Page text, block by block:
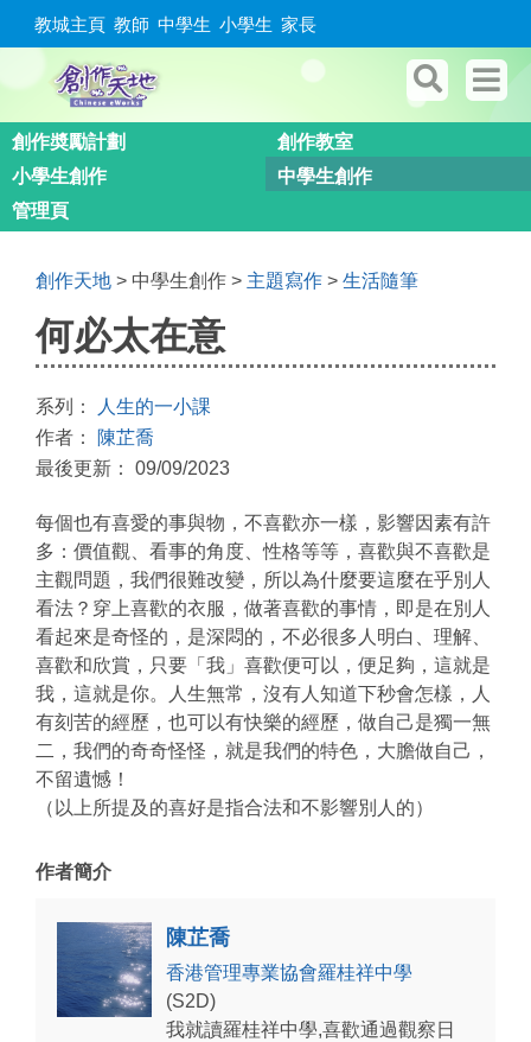
教城主頁 教師 中學生 小學生 家長
創作奬勵計劃
創作教室
小學生創作
中學生創作
管理頁
創作天地 > 中學生創作 > 主題寫作 > 生活隨筆
何必太在意
系列：
人生的一小課
作者：
陳芷喬
最後更新： 09/09/2023
每個也有喜愛的事與物，不喜歡亦一樣，影響因素有許
多：價值觀、看事的角度、性格等等，喜歡與不喜歡是
主觀問題，我們很難改變，所以為什麼要這麼在乎別人
看法？穿上喜歡的衣服，做著喜歡的事情，即是在別人
看起來是奇怪的，是深悶的，不必很多人明白、理解、
喜歡和欣賞，只要「我」喜歡便可以，便足夠，這就是
我，這就是你。人生無常，沒有人知道下秒會怎樣，人
有刻苦的經歷，也可以有快樂的經歷，做自己是獨一無
二，我們的奇奇怪怪，就是我們的特色，大膽做自己，
不留遺憾！
（以上所提及的喜好是指合法和不影響別人的）
作者簡介
陳芷喬
香港管理專業協會羅桂祥中學
(S2D)
我就讀羅桂祥中學,喜歡通過觀察日